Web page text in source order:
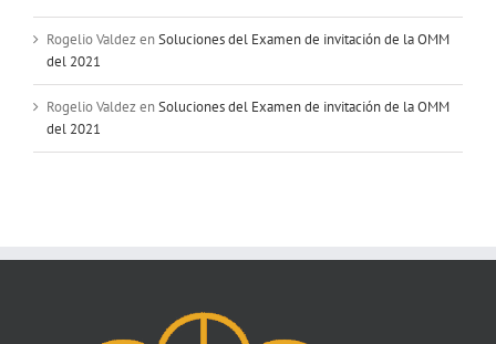
Rogelio ValdezenSoluciones del Examen de invitación de la OMM
del 2021
Rogelio ValdezenSoluciones del Examen de invitación de la OMM
del 2021